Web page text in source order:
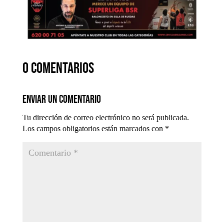
0 comentarios
Enviar un comentario
Tu dirección de correo electrónico no será publicada.
Los campos obligatorios están marcados con *